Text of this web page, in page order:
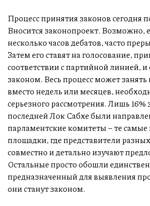
Процесс принятия законов сегодня
Вносится законопроект. Возможно,
несколько часов дебатов, часто
Затем его ставят на голосование,
соответствии с партийной линией, и
законом. Весь процесс может
вместо недель или месяцев,
серьезного рассмотрения. Лишь 16%
последней Лок Сабхе были
парламентские комитеты – те
площадки, где представители
совместно и детально изучают
Остальные просто обошли
предназначенный для выявления
они станут законом.